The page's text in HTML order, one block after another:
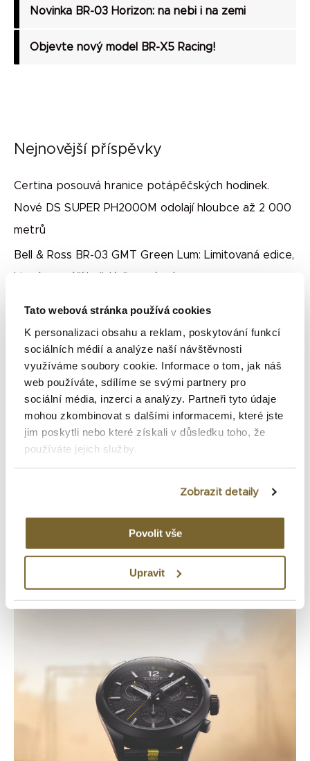
Tato webová stránka používá cookies
K personalizaci obsahu a reklam, poskytování funkcí
sociálních médií a analýze naší návštěvnosti
využíváme soubory cookie. Informace o tom, jak náš
web používáte, sdílíme se svými partnery pro
sociální média, inzerci a analýzy. Partneři tyto údaje
mohou zkombinovat s dalšími informacemi, které jste
jim poskytli nebo které získali v důsledku toho, že
používáte jejich služby.
Zobrazit detaily
Povolit vše
Upravit
Novinka BR-03 Horizon: na nebi i na zemi
Objevte nový model BR-X5 Racing!
Nejnovější příspěvky
Certina posouvá hranice potápěčských hodinek.
Nové DS SUPER PH2000M odolají hloubce až 2 000
metrů
Bell & Ross BR-03 GMT Green Lum: Limitovaná edice,
Proč se hodinky zamlžují a kdy je nutné navštívit
hodináře?
Linda Nosková ovládla Wimbledon. Ambasadorce
značky Rado patří první grandslamový titul
Nově na e-shopu